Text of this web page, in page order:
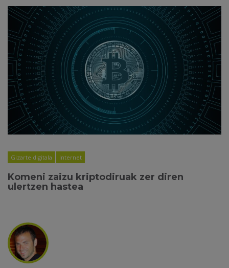
Gizarte digitala Internet
Komeni zaizu kriptodiruak zer diren
ulertzen hastea